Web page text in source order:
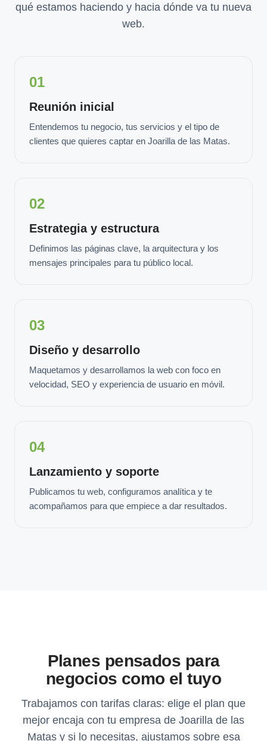
qué estamos haciendo y hacia dónde va tu nueva
web.
01
Reunión inicial
Entendemos tu negocio, tus servicios y el tipo de
clientes que quieres captar en Joarilla de las Matas.
02
Estrategia y estructura
Definimos las páginas clave, la arquitectura y los
mensajes principales para tu público local.
03
Diseño y desarrollo
Maquetamos y desarrollamos la web con foco en
velocidad, SEO y experiencia de usuario en móvil.
04
Lanzamiento y soporte
Publicamos tu web, configuramos analítica y te
acompañamos para que empiece a dar resultados.
Planes pensados para
negocios como el tuyo
Trabajamos con tarifas claras: elige el plan que
mejor encaja con tu empresa de Joarilla de las
Matas y si lo necesitas, ajustamos sobre esa